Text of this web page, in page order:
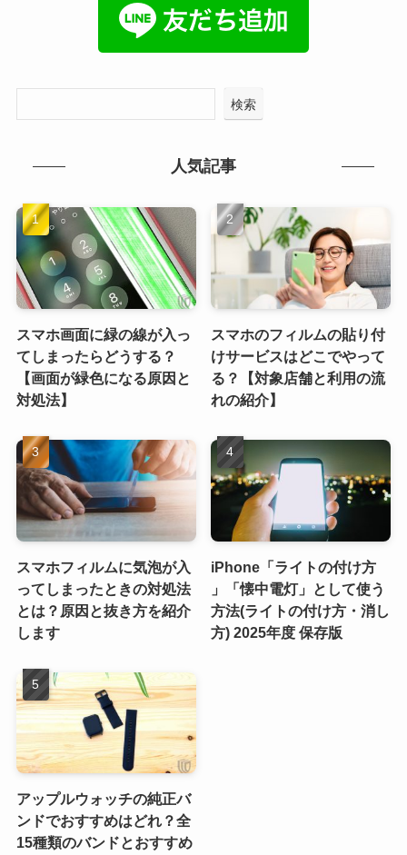
検索
人気記事
スマホ画面に緑の線が入っ
てしまったらどうする？
【画面が緑色になる原因と
対処法】
スマホのフィルムの貼り付
けサービスはどこでやって
る？【対象店舗と利用の流
れの紹介】
スマホフィルムに気泡が入
ってしまったときの対処法
とは？原因と抜き方を紹介
します
iPhone「ライトの付け方
」「懐中電灯」として使う
方法(ライトの付け方・消し
方) 2025年度 保存版
アップルウォッチの純正バ
ンドでおすすめはどれ？全
15種類のバンドとおすすめ